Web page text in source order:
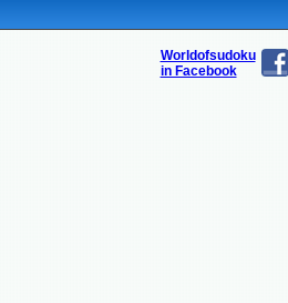
Worldofsudoku
in Facebook